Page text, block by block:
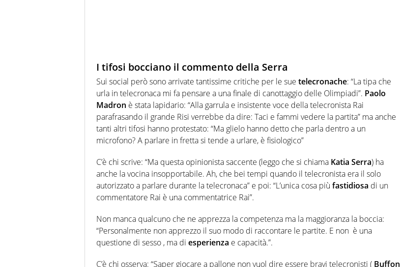
I tifosi bocciano il commento della Serra
Sui social però sono arrivate tantissime critiche per le sue telecronache: “La tipa che
urla in telecronaca mi fa pensare a una finale di canottaggio delle Olimpiadi”. Paolo
Madron è stata lapidario: “Alla garrula e insistente voce della telecronista Rai
parafrasando il grande Risi verrebbe da dire: Taci e fammi vedere la partita” ma anche
tanti altri tifosi hanno protestato: “Ma glielo hanno detto che parla dentro a un
microfono? A parlare in fretta si tende a urlare, è fisiologico”
C’è chi scrive: “Ma questa opinionista saccente (leggo che si chiama Katia Serra) ha
anche la vocina insopportabile. Ah, che bei tempi quando il telecronista era il solo
autorizzato a parlare durante la telecronaca” e poi: “L’unica cosa più fastidiosa di un
commentatore Rai è una commentatrice Rai”.
Non manca qualcuno che ne apprezza la competenza ma la maggioranza la boccia:
“Personalmente non apprezzo il suo modo di raccontare le partite. E non è una
questione di sesso , ma di esperienza e capacità.”.
C’è chi osserva: “Saper giocare a pallone non vuol dire essere bravi telecronisti ( Buffon